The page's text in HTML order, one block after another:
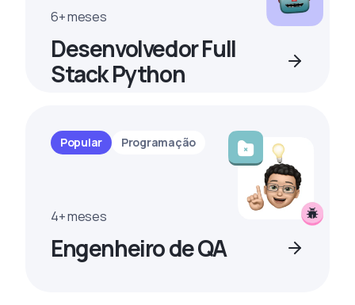
6+ meses
Desenvolvedor Full
Stack Python
Popular Programação
4+ meses
Engenheiro de QA